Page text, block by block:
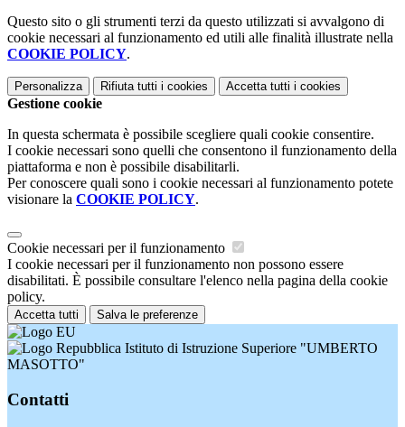
Questo sito o gli strumenti terzi da questo utilizzati si avvalgono di
cookie necessari al funzionamento ed utili alle finalità illustrate nella
COOKIE POLICY.
Personalizza Rifiuta tutti i cookies Accetta tutti i cookies
Gestione cookie
In questa schermata è possibile scegliere quali cookie consentire.
I cookie necessari sono quelli che consentono il funzionamento della
piattaforma e non è possibile disabilitarli.
Per conoscere quali sono i cookie necessari al funzionamento potete
visionare la COOKIE POLICY.
Cookie necessari per il funzionamento
I cookie necessari per il funzionamento non possono essere
disabilitati. È possibile consultare l'elenco nella pagina della cookie
policy.
Accetta tutti Salva le preferenze
Istituto di Istruzione Superiore "UMBERTO
MASOTTO"
Contatti